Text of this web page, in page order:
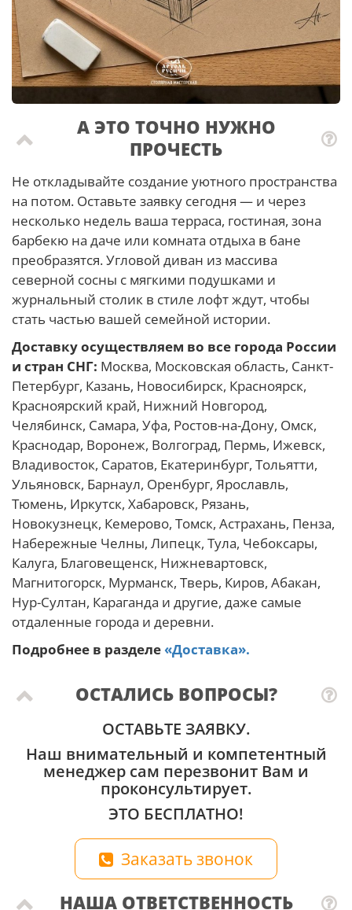
А ЭТО ТОЧНО НУЖНО
ПРОЧЕСТЬ
Не откладывайте создание уютного пространства
на потом. Оставьте заявку сегодня — и через
несколько недель ваша терраса, гостиная, зона
барбекю на даче или комната отдыха в бане
преобразятся. Угловой диван из массива
северной сосны с мягкими подушками и
журнальный столик в стиле лофт ждут, чтобы
стать частью вашей семейной истории.
Доставку осуществляем во все города России
и стран СНГ: Москва, Московская область, Санкт-
Петербург, Казань, Новосибирск, Красноярск,
Красноярский край, Нижний Новгород,
Челябинск, Самара, Уфа, Ростов-на-Дону, Омск,
Краснодар, Воронеж, Волгоград, Пермь, Ижевск,
Владивосток, Саратов, Екатеринбург, Тольятти,
Ульяновск, Барнаул, Оренбург, Ярославль,
Тюмень, Иркутск, Хабаровск, Рязань,
Новокузнецк, Кемерово, Томск, Астрахань, Пенза,
Набережные Челны, Липецк, Тула, Чебоксары,
Калуга, Благовещенск, Нижневартовск,
Магнитогорск, Мурманск, Тверь, Киров, Абакан,
Нур-Султан, Караганда и другие, даже самые
отдаленные города и деревни.
Подробнее в разделе «Доставка».
ОСТАЛИСЬ ВОПРОСЫ?
ОСТАВЬТЕ ЗАЯВКУ.
Наш внимательный и компетентный
менеджер сам перезвонит Вам и
проконсультирует.
ЭТО БЕСПЛАТНО!
Заказать звонок
НАША ОТВЕТСТВЕННОСТЬ